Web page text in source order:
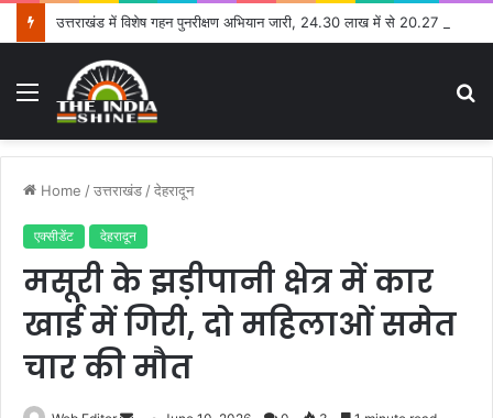
Menu
Home /उत्तराखंड /देहरादून
एक्सीडेंट देहरादून
मसूरी के झड़ीपानी क्षेत्र में कार
खाई में गिरी, दो महिलाओं समेत
चार की मौत